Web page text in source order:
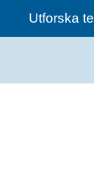
Utforska